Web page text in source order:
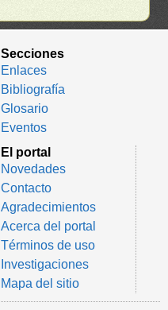
Secciones
Enlaces
Bibliografía
Glosario
Eventos
El portal
Novedades
Contacto
Agradecimientos
Acerca del portal
Términos de uso
Investigaciones
Mapa del sitio